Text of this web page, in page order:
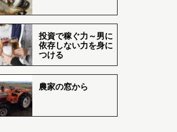
投資で稼ぐ力～男に
依存しない力を身に
つける
農家の窓から